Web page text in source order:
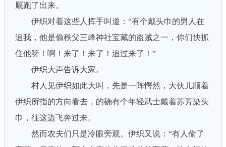
厩跑了出来。
伊织对着这些人挥手叫道：“有个戴头巾的男人在
追我，他是偷秩父三峰神社宝藏的盗贼之一，你们快抓
住他呀！啊！来了！来了！追过来了！”
伊织大声告诉大家。
村人见伊织如此大叫，先是一阵愕然，大伙儿顺着
伊织所指的方向看去，的确有个年轻武士戴着苏芳染头
巾，往这边飞奔过来。
然而农夫们只是冷眼旁观。伊织又说：“有人偷了